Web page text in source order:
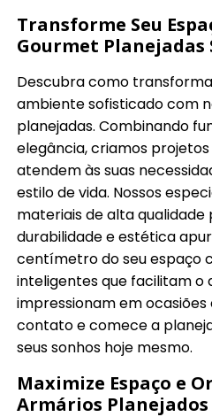
Transforme Seu
Gourmet Planejadas
Descubra como
ambiente sofisticado com
planejadas. Combinando
elegância, criamos
atendem às suas
estilo de vida. Nossos
materiais de alta
durabilidade e estética
centímetro do seu espaço
inteligentes que facilitam o
impressionam em ocasiões
contato e comece a
seus sonhos hoje mesmo.
Maximize Espaço e
Armários Planejados